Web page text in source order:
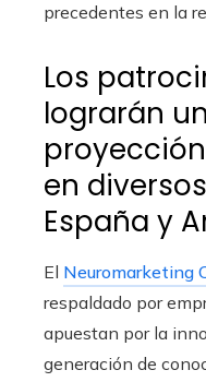
precedentes en la
Los
lograrán
en
España y
El Neuromarketing
respaldado por
apuestan por la
generación de